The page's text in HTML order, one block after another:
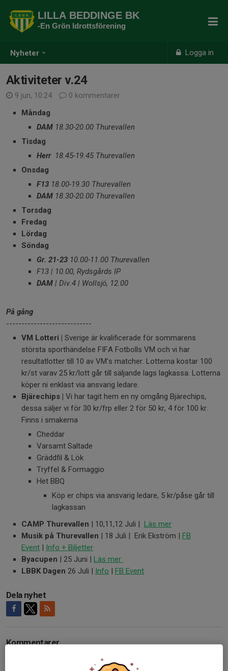
Nyheter Logga in
LILLA BEDDINGE BK
-En Grön Idrottsförening
Aktiviteter v.24
9 jun, 10:24
0 kommentarer
Måndag
DAM 18.30-20.00 Thurevallen
Tisdag
Herr 18.45-19.45 Thurevallen
Onsdag
F13 18.00-19.30 Thurevallen
DAM 18.30-20.00 Thurevallen
Torsdag
Fredag
Lördag
Söndag
Gr. 21-23 10.00-11.00 Thurevallen
F13 | 10.00, Rydsgårds IP
DAM | Div.4 | Wollsjö, 12.00
På gång
----------------------------
VM Lotteri | Sverige är kvalificerade för sommarens
största sporthändelse FIFA Fotbolls VM och vi har
resultatlotter till 10 av VM's matcher. Lotterna kostar 100
kr/st varav 25 kr/lott går till säljande lags lagkassa. Lotterna
köper ni enklast via ansvarig ledare.
Bjärechips | Vi har tagit hem en ny omgång Bjärechips,
dessa säljer vi för 30 kr/frp eller 2 för 50 kr, 4 för 100 kr.
Finns i smakerna
Cheddar
Varsamt Saltade
Gräddfil & Lök
Tryffel & Formaggio
Het BBQ
Köp er chips via ansvarig ledare, 5 kr/påse går till
lagkassan
CAMP Thurevallen | 10,11,12 Juli | Läs mer
Musik på Thurevallen | 18 Juli | Erik Ekström | FB
Event | Info + Biljetter
Byacupen | 25 Juni | Läs mer
LBBK Dagen 26 Juli | Info | FB Event
Dela nyhet
Kommentarer